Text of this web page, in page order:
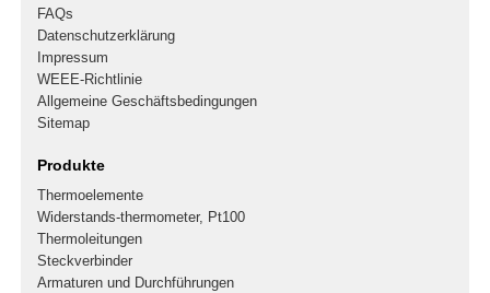
FAQs
Datenschutzerklärung
Impressum
WEEE-Richtlinie
Allgemeine Geschäftsbedingungen
Sitemap
Produkte
Thermoelemente
Widerstands-thermometer, Pt100
Thermoleitungen
Steckverbinder
Armaturen und Durchführungen